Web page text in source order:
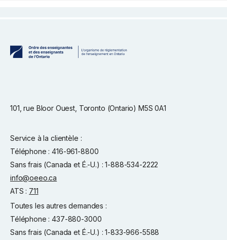
101, rue Bloor Ouest, Toronto (Ontario) M5S 0A1
Service à la clientèle :
Téléphone : 416-961-8800
Sans frais (Canada et É.-U.) : 1-888-534-2222
info@oeeo.ca
ATS : 711
Toutes les autres demandes :
Téléphone : 437-880-3000
Sans frais (Canada et É.-U.) : 1-833-966-5588